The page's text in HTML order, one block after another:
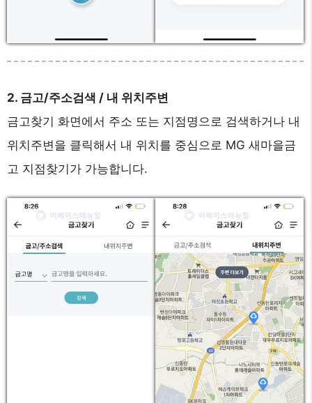
2. 금고/주소검색 / 내 위치주변
금고찾기 화면에서 주소 또는 지점명으로 검색하거나 내
위치주변을 클릭해서 내 위치를 중심으로 MG 새마을금
고 지점찾기가 가능합니다.